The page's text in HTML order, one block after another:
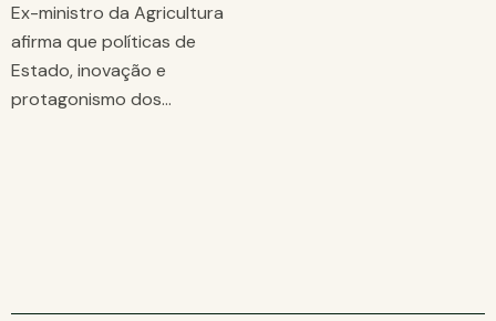
Ex-ministro da Agricultura
afirma que políticas de
Estado, inovação e
protagonismo dos…